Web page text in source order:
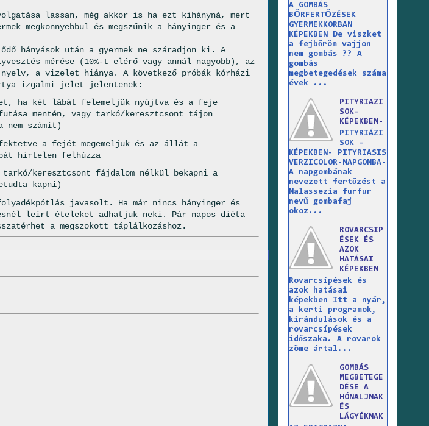
lassan, még akkor is ha ezt kihányná, mert
megkönnyebbül és megszűnik a hányinger és a
hányások után a gyermek ne száradjon ki. A
mérése (10%-t elérő vagy annál nagyobb), az
a vizelet hiánya. A következő próbák kórházi
izgalmi jelet jelentenek:
ha két lábát felemeljük nyújtva és a feje
mentén, vagy tarkó/keresztcsont tájon
nem számít)
a fejét megemeljük és az állát a
hirtelen felhúzza
keresztcsont fájdalom nélkül bekapni a
kapni)
javasolt. Ha már nincs hányinger és
leírt ételeket adhatjuk neki. Pár napos diéta
a megszokott táplálkozáshoz.
A GOMBÁS
BŐRFERTŐZÉSEK
GYERMEKKORBAN
KÉPEKBEN De viszket
a fejbőröm vajjon
nem gombás ?? A
gombás
megbetegedések száma
évek ...
PITYRIAZI
SOK-
KÉPEKBEN-
PITYRIÁZI
SOK –
KÉPEKBEN- PITYRIASIS
VERZICOLOR-NAPGOMBA-
A napgombának
nevezett fertőzést a
Malassezia furfur
nevű gombafaj
okoz...
ROVARCSIP
ÉSEK ÉS
AZOK
HATÁSAI
KÉPEKBEN
Rovarcsípések és
azok hatásai
képekben Itt a nyár,
a kerti programok,
kirándulások és a
rovarcsípések
időszaka. A rovarok
zöme ártal...
GOMBÁS
MEGBETEGE
DÉSE A
HÓNALJNAK
ÉS
LÁGYÉKNAK